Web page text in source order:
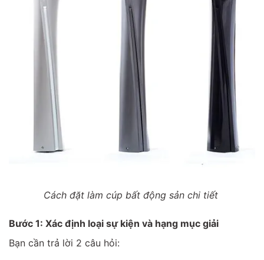
Cách đặt làm cúp bất động sản chi tiết
Bước 1: Xác định loại sự kiện và hạng mục giải
Bạn cần trả lời 2 câu hỏi: